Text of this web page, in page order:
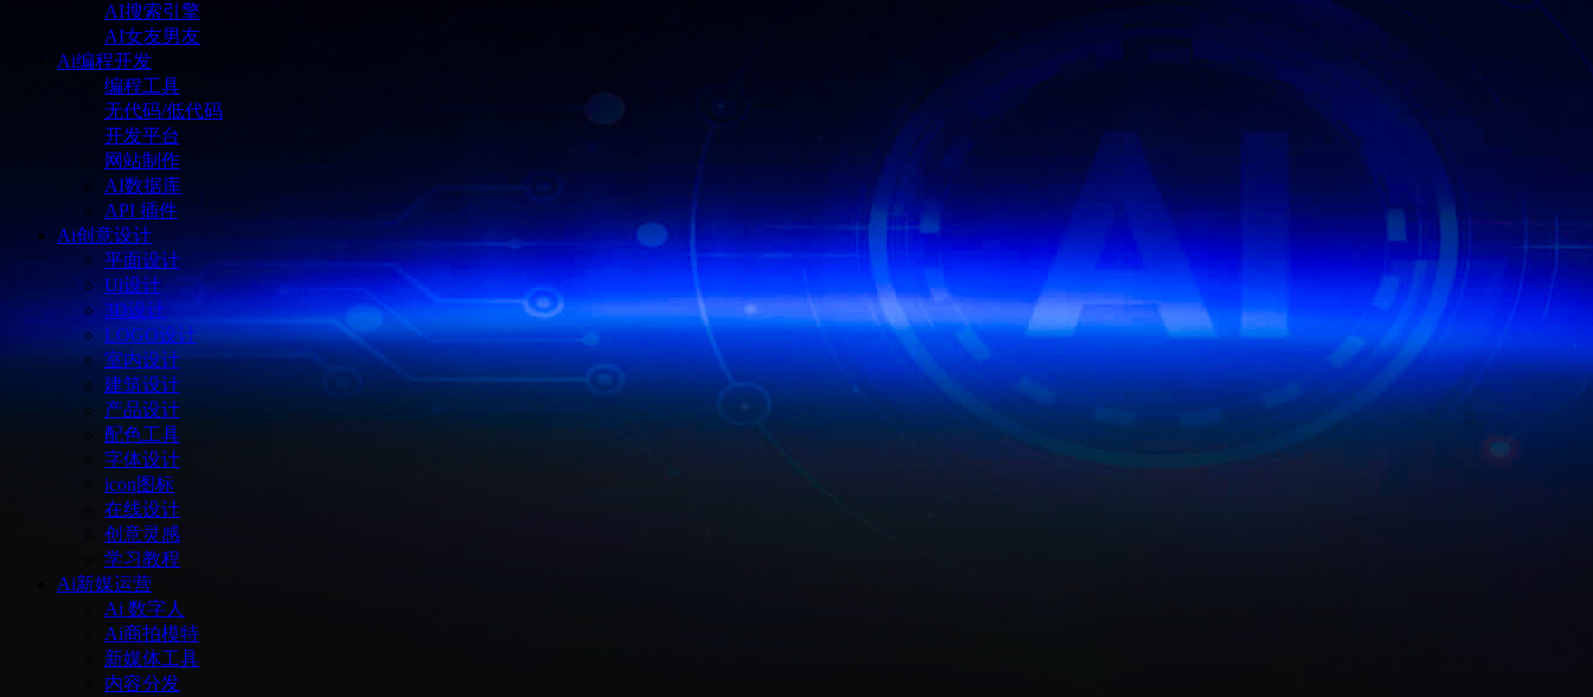
AI搜索引擎
AI女友男友
Ai编程开发
编程工具
无代码/低代码
开发平台
网站制作
AI数据库
API 插件
Ai创意设计
平面设计
Ui设计
3D设计
LOGO设计
室内设计
建筑设计
产品设计
配色工具
字体设计
icon图标
在线设计
创意灵感
学习教程
Ai新媒运营
Ai 数字人
Ai商拍模特
新媒体工具
内容分发